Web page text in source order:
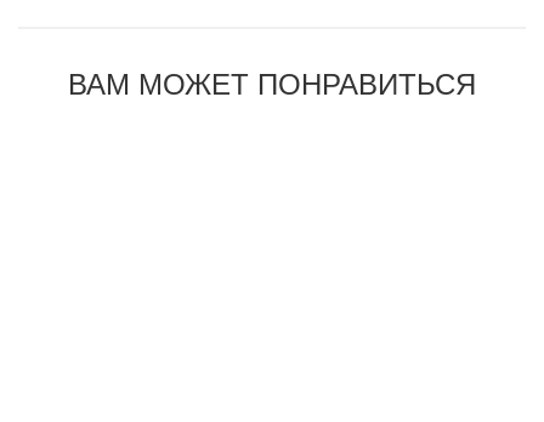
ВАМ МОЖЕТ ПОНРАВИТЬСЯ